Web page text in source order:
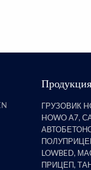
Продукция
ГРУЗОВИК
HOWO A7,
LOWBED,
ПРИЦЕП,